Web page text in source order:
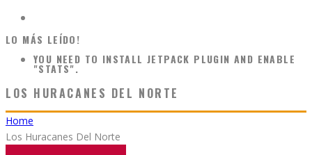
LO MÁS LEÍDO!
YOU NEED TO INSTALL JETPACK PLUGIN AND ENABLE
"STATS".
LOS HURACANES DEL NORTE
Home
Los Huracanes Del Norte